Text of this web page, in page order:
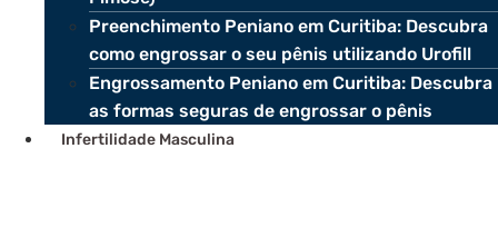
Preenchimento Peniano em Curitiba: Descubra
como engrossar o seu pênis utilizando Urofill
Engrossamento Peniano em Curitiba: Descubra
as formas seguras de engrossar o pênis
Infertilidade Masculina